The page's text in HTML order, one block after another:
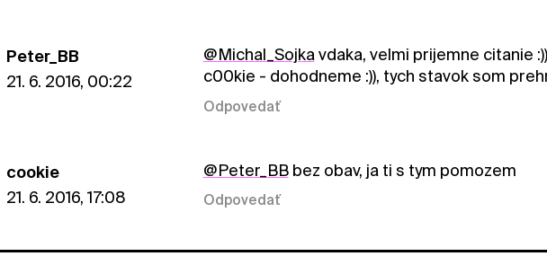
Peter_BB
21. 6. 2016, 00:22
@Michal_Sojkavdaka, velmi prijemne citanie :))
c00kie - dohodneme :)), tych stavok som
Odpovedať
cookie
21. 6. 2016, 17:08
@Peter_BBbez obav, ja ti s tym pomozem
Odpovedať